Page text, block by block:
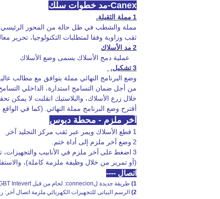
Canex-مد خطوات سلك
1 مملة الثقيلة.
مملة والشطب في ظل حالة من المحور الرئيسي
ثقب وزاوية وفقا لمتطلبات التكنولوجيا، تحرير
2 مد الأسلاك
عملية دمج الأسلاك يسمى وضع الأسلاك
3تشكيل.
وضع البرنامج النهائي مملة يتوافق مع مطالب
من أجل ضمان التسامح استدارة، الداخلي
خلال زرع الأسلاك، والبلاستيك انقلبت لا يمكن
أقترح وضع البرنامج مملة النهائي. (كما في الواقع
آخر ملزم - محطة دبوس
1 قطع الأسلاك ويمر عبر ثقب مركز التجليد آخر.
2 وضع آخر ملزم إلى أداة ختم.
3 اضغط على آخر ملزم في الأنابيب
(أو تمرير من خلال وظيفة ملزمة كاملة)،
اتصال ----
1) طريقة جديدة لconnecion: لحام من قبل IGBT Intevert لحام + غاز الأرجون
2)
الرسم البيانى للتجهيزات الكهربائي ملزمة اتصال